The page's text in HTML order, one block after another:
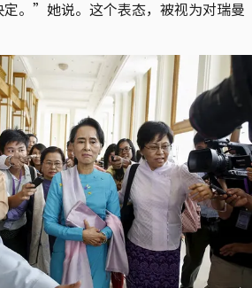
定。”她说。这个表态，被视为对瑞曼